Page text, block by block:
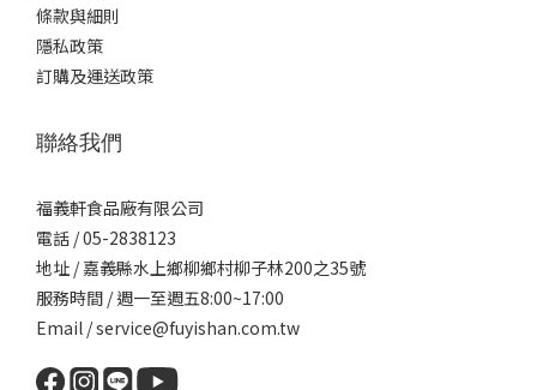
條款與細則
隱私政策
訂購及運送政策
聯絡我們
福義軒食品廠有限公司
電話 / 05-2838123
地址 / 嘉義縣水上鄉柳鄉村柳子林200之35號
服務時間 / 週一至週五8:00~17:00
Email / service@fuyishan.com.tw